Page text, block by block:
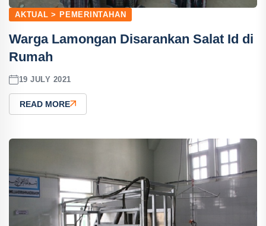
AKTUAL > PEMERINTAHAN
Warga Lamongan Disarankan Salat Id di
Rumah
19 JULY 2021
READ MORE